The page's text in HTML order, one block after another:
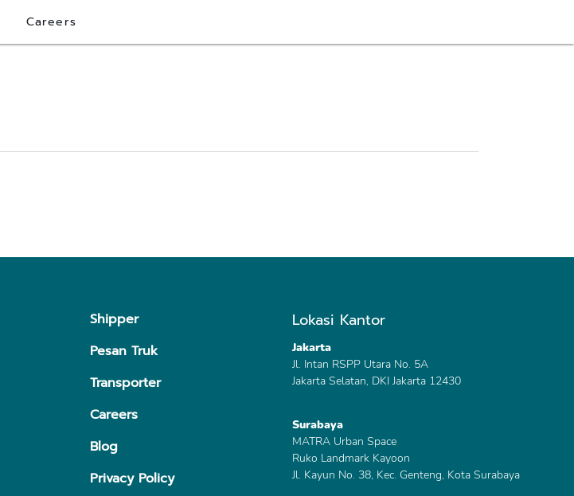
Careers
Shipper
Pesan Truk
Transporter
Careers
Blog
Privacy Policy
Lokasi Kantor
Jakarta
Jl. Intan RSPP Utara No. 5A
Jakarta Selatan, DKI Jakarta 12430
Surabaya
MATRA Urban Space
Ruko Landmark Kayoon
Jl. Kayun No. 38, Kec. Genteng, Kota Surabaya